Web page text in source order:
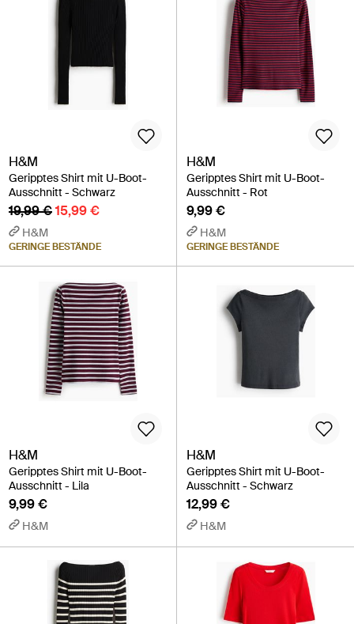
H&M
Geripptes Shirt mit U-Boot-
Ausschnitt - Schwarz
19,99 €15,99 €
H&M
GERINGE BESTÄNDE
H&M
Geripptes Shirt mit U-Boot-
Ausschnitt - Rot
9,99 €
H&M
GERINGE BESTÄNDE
H&M
Geripptes Shirt mit U-Boot-
Ausschnitt - Lila
9,99 €
H&M
H&M
Geripptes Shirt mit U-Boot-
Ausschnitt - Schwarz
12,99 €
H&M